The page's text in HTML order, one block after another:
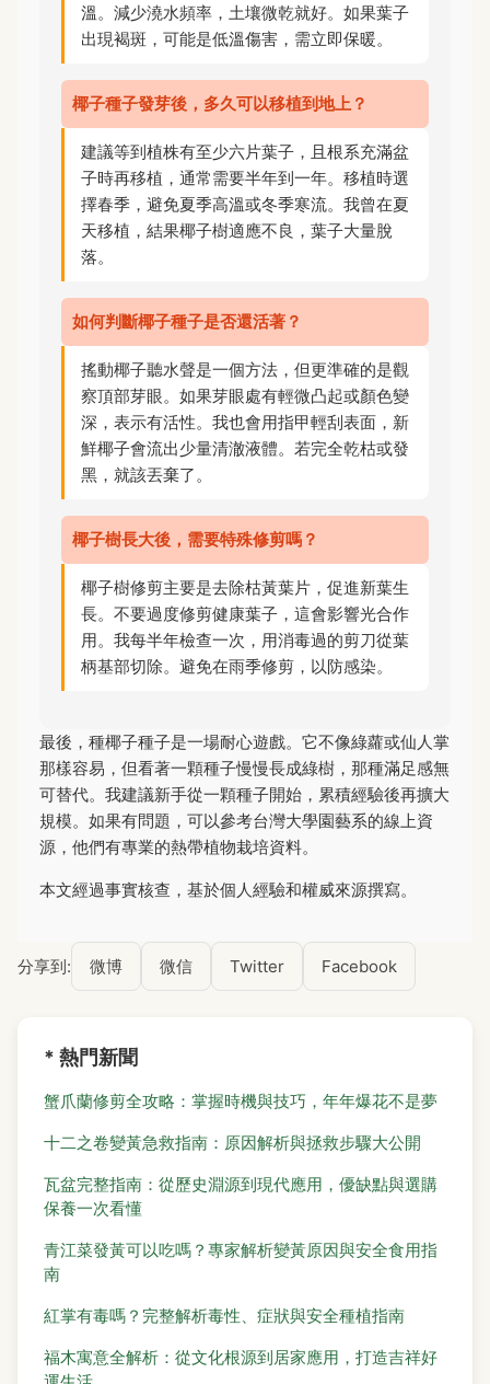
溫。減少澆水頻率，土壤微乾就好。如果葉子
出現褐斑，可能是低溫傷害，需立即保暖。
椰子種子發芽後，多久可以移植到地上？
建議等到植株有至少六片葉子，且根系充滿盆
子時再移植，通常需要半年到一年。移植時選
擇春季，避免夏季高溫或冬季寒流。我曾在夏
天移植，結果椰子樹適應不良，葉子大量脫
落。
如何判斷椰子種子是否還活著？
搖動椰子聽水聲是一個方法，但更準確的是觀
察頂部芽眼。如果芽眼處有輕微凸起或顏色變
深，表示有活性。我也會用指甲輕刮表面，新
鮮椰子會流出少量清澈液體。若完全乾枯或發
黑，就該丟棄了。
椰子樹長大後，需要特殊修剪嗎？
椰子樹修剪主要是去除枯黃葉片，促進新葉生
長。不要過度修剪健康葉子，這會影響光合作
用。我每半年檢查一次，用消毒過的剪刀從葉
柄基部切除。避免在雨季修剪，以防感染。
最後，種椰子種子是一場耐心遊戲。它不像綠蘿或仙人掌
那樣容易，但看著一顆種子慢慢長成綠樹，那種滿足感無
可替代。我建議新手從一顆種子開始，累積經驗後再擴大
規模。如果有問題，可以參考台灣大學園藝系的線上資
源，他們有專業的熱帶植物栽培資料。
本文經過事實核查，基於個人經驗和權威來源撰寫。
分享到: 微博 微信 Twitter Facebook
* 熱門新聞
蟹爪蘭修剪全攻略：掌握時機與技巧，年年爆花不是夢
十二之卷變黃急救指南：原因解析與拯救步驟大公開
瓦盆完整指南：從歷史淵源到現代應用，優缺點與選購
保養一次看懂
青江菜發黃可以吃嗎？專家解析變黃原因與安全食用指
南
紅掌有毒嗎？完整解析毒性、症狀與安全種植指南
福木寓意全解析：從文化根源到居家應用，打造吉祥好